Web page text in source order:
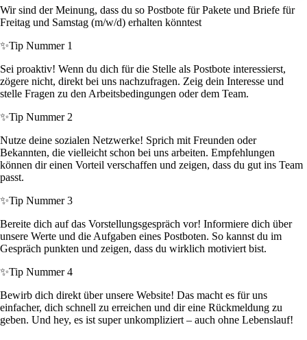
Wir sind der Meinung, dass du so Postbote für Pakete und Briefe für
Freitag und Samstag (m/w/d) erhalten könntest
✨Tip Nummer 1
Sei proaktiv! Wenn du dich für die Stelle als Postbote interessierst,
zögere nicht, direkt bei uns nachzufragen. Zeig dein Interesse und
stelle Fragen zu den Arbeitsbedingungen oder dem Team.
✨Tip Nummer 2
Nutze deine sozialen Netzwerke! Sprich mit Freunden oder
Bekannten, die vielleicht schon bei uns arbeiten. Empfehlungen
können dir einen Vorteil verschaffen und zeigen, dass du gut ins Team
passt.
✨Tip Nummer 3
Bereite dich auf das Vorstellungsgespräch vor! Informiere dich über
unsere Werte und die Aufgaben eines Postboten. So kannst du im
Gespräch punkten und zeigen, dass du wirklich motiviert bist.
✨Tip Nummer 4
Bewirb dich direkt über unsere Website! Das macht es für uns
einfacher, dich schnell zu erreichen und dir eine Rückmeldung zu
geben. Und hey, es ist super unkompliziert – auch ohne Lebenslauf!